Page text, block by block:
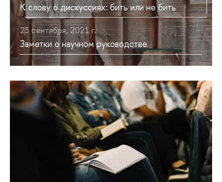
К слову о дискуссиях: бить или не бить
23 сентября, 2021 г.
Заметки о научном руководстве